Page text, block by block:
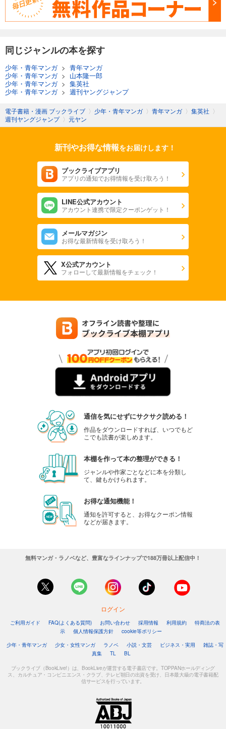
同じジャンルの本を探す
少年・青年マンガ> 青年マンガ
少年・青年マンガ> 山本隆一郎
少年・青年マンガ> 集英社
少年・青年マンガ> 週刊ヤングジャンプ
電子書籍・漫画 ブックライブ 〉 少年・青年マンガ 〉 青年マンガ 〉 集英社 〉
週刊ヤングジャンプ 〉 元ヤン
新刊やお得な情報をお届けします！
ブックライブアプリ
アプリの通知でお得情報を受け取ろう！
LINE公式アカウント
アカウント連携で限定クーポンゲット！
メールマガジン
お得な最新情報を受け取ろう！
X公式アカウント
フォローして最新情報をチェック！
通信を気にせずにサクサク読める！
作品をダウンロードすれば、いつでもど
こでも読書が楽しめます。
本棚を作って本の整理ができる！
ジャンルや作家ごとなどに本を分類し
て、鍵もかけられます。
お得な通知機能！
通知を許可すると、お得なクーポン情報
などが届きます。
無料マンガ・ラノベなど、豊富なラインナップで188万冊以上配信中！
ログイン
ご利用ガイド FAQ(よくある質問) お問い合わせ 採用情報 利用規約
特商法の表
示
個人情報保護方針
cookie等ポリシー
少年・青年マンガ
少女・女性マンガ ラノベ 小説・文芸 ビジネス・実用
雑誌・写
真集
TL BL
ブックライブ（BookLive!）は、BookLiveが運営する電子書店です。TOPPANホールディング
ス、カルチュア・コンビニエンス・クラブ、テレビ朝日の出資を受け、日本最大級の電子書籍配
信サービスを行っています。